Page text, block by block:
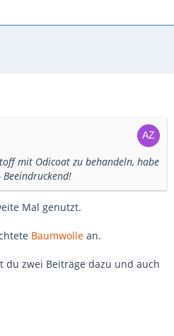
mit Odicoat zu behandeln, habe
Mal genutzt.
Baumwolle an.
zwei Beiträge dazu und auch